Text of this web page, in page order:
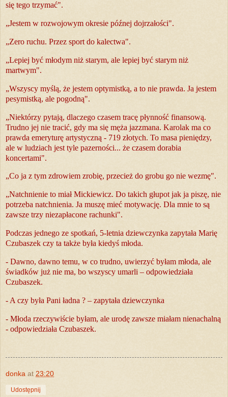
się tego trzymać".
„Jestem w rozwojowym okresie późnej dojrzałości".
„Zero ruchu. Przez sport do kalectwa".
„Lepiej być młodym niż starym, ale lepiej być starym niż
martwym".
„Wszyscy myślą, że jestem optymistką, a to nie prawda. Ja jestem
pesymistką, ale pogodną".
„Niektórzy pytają, dlaczego czasem tracę płynność finansową.
Trudno jej nie tracić, gdy ma się męża jazzmana. Karolak ma co
prawda emeryturę artystyczną - 719 złotych. To masa pieniędzy,
ale w ludziach jest tyle pazerności... że czasem dorabia
koncertami".
„Co ja z tym zdrowiem zrobię, przecież do grobu go nie wezmę".
„Natchnienie to miał Mickiewicz. Do takich głupot jak ja piszę, nie
potrzeba natchnienia. Ja muszę mieć motywację. Dla mnie to są
zawsze trzy niezapłacone rachunki".
Podczas jednego ze spotkań, 5-letnia dziewczynka zapytała Marię
Czubaszek czy ta także była kiedyś młoda.
- Dawno, dawno temu, w co trudno, uwierzyć byłam młoda, ale
świadków już nie ma, bo wszyscy umarli – odpowiedziała
Czubaszek.
- A czy była Pani ładna ? – zapytała dziewczynka
- Młoda rzeczywiście byłam, ale urodę zawsze miałam nienachalną
- odpowiedziała Czubaszek.
donka at 23:20
Udostępnij